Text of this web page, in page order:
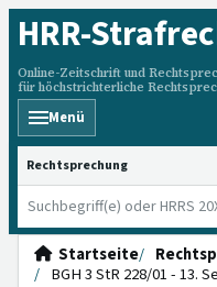
HRR-
Online-Zeitschrift und
für höchstrichterliche
Menü
HRRS durchsuchen
Startseite
BGH 3 StR 228/01 - 13.